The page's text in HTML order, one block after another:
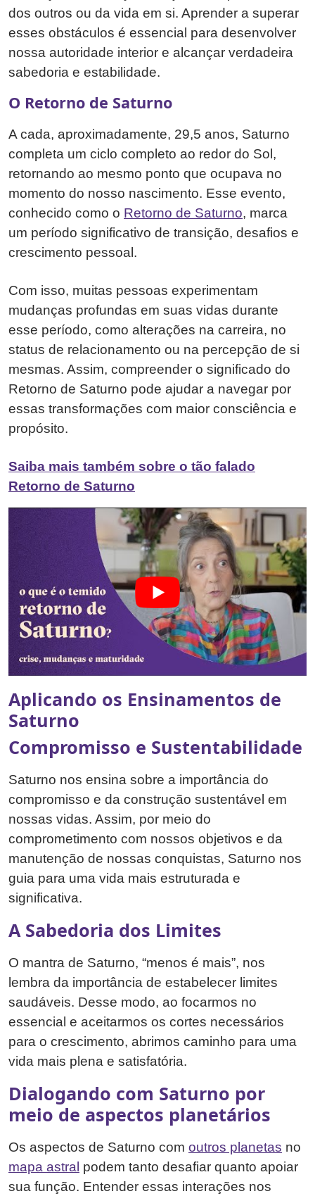
dos outros ou da vida em si. Aprender a superar
esses obstáculos é essencial para desenvolver
nossa autoridade interior e alcançar verdadeira
sabedoria e estabilidade.
O Retorno de Saturno
A cada, aproximadamente, 29,5 anos, Saturno
completa um ciclo completo ao redor do Sol,
retornando ao mesmo ponto que ocupava no
momento do nosso nascimento. Esse evento,
conhecido como o Retorno de Saturno, marca
um período significativo de transição, desafios e
crescimento pessoal.
Com isso, muitas pessoas experimentam
mudanças profundas em suas vidas durante
esse período, como alterações na carreira, no
status de relacionamento ou na percepção de si
mesmas. Assim, compreender o significado do
Retorno de Saturno pode ajudar a navegar por
essas transformações com maior consciência e
propósito.
Saiba mais também sobre o tão falado
Retorno de Saturno
Aplicando os Ensinamentos de
Saturno
Compromisso e Sustentabilidade
Saturno nos ensina sobre a importância do
compromisso e da construção sustentável em
nossas vidas. Assim, por meio do
comprometimento com nossos objetivos e da
manutenção de nossas conquistas, Saturno nos
guia para uma vida mais estruturada e
significativa.
A Sabedoria dos Limites
O mantra de Saturno, “menos é mais”, nos
lembra da importância de estabelecer limites
saudáveis. Desse modo, ao focarmos no
essencial e aceitarmos os cortes necessários
para o crescimento, abrimos caminho para uma
vida mais plena e satisfatória.
Dialogando com Saturno por
meio de aspectos planetários
Os aspectos de Saturno com outros planetas no
mapa astral podem tanto desafiar quanto apoiar
sua função. Entender essas interações nos